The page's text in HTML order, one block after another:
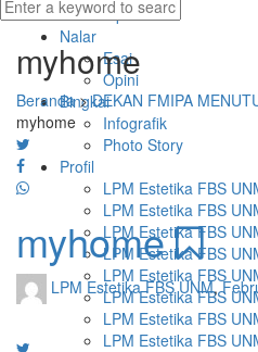
Tips
Nalar
Esai
Opini
Bingkai
Infografik
Photo Story
Profil
LPM Estetika FBS
LPM Estetika FBS
LPM Estetika FBS
LPM Estetika FBS
LPM Estetika FBS
LPM Estetika FBS
LPM Estetika FBS
LPM Estetika FBS
myhome
Beranda>DEKAN FMIPA
myhome
myhome
LPM Estetika FBS UNM,